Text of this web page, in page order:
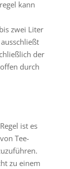
kann
zwei Liter
der
durch
ist es
Tee-
zu einem